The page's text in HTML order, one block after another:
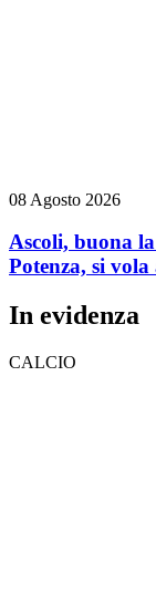
08 Agosto 2026
Ascoli, buona
Potenza, si
In evidenza
CALCIO